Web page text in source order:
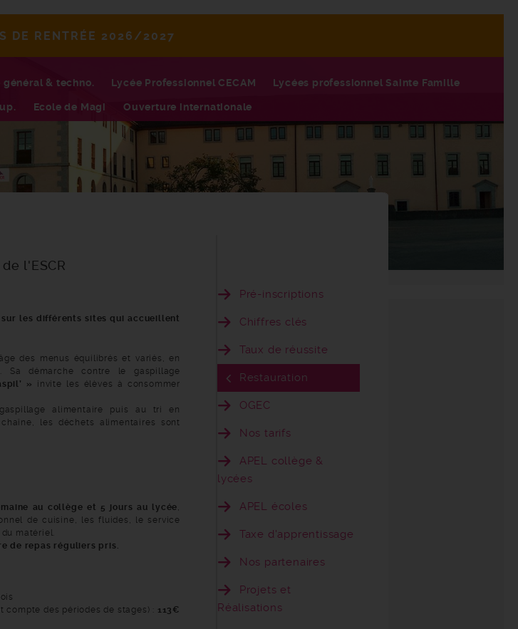
DE RENTRÉE 2026/2027
général & techno. Lycée Professionnel CECAM Lycées professionnel Sainte Famille
Ecole de Magi Ouverture internationale
l'ESCR
sur les différents sites qui accueillent
des menus équilibrés et variés, en
Sa démarche contre le gaspillage
»
invite les élèves à consommer
alimentaire puis au tri en
les déchets alimentaires sont
au collège et 5 jours au lycée,
de cuisine, les fluides, le service
matériel.
de repas réguliers pris.
compte des périodes de stages) : 113€
Pré-inscriptions
Chiffres clés
Taux de réussite
Restauration
OGEC
Nos tarifs
APEL collège &
lycées
APEL écoles
Taxe d'apprentissage
Nos partenaires
Projets et
Réalisations